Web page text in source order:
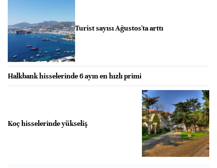
Turist sayısı Ağustos'ta arttı
Halkbank hisselerinde 6 ayın en hızlı primi
Koç hisselerinde yükseliş